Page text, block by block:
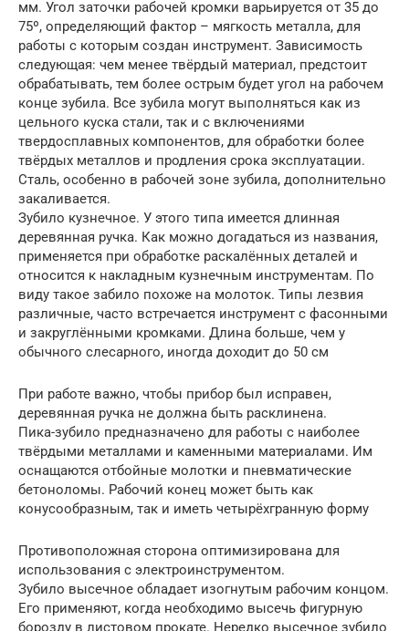
мм. Угол заточки рабочей кромки варьируется от 35 до
75º, определяющий фактор – мягкость металла, для
работы с которым создан инструмент. Зависимость
следующая: чем менее твёрдый материал, предстоит
обрабатывать, тем более острым будет угол на рабочем
конце зубила. Все зубила могут выполняться как из
цельного куска стали, так и с включениями
твердосплавных компонентов, для обработки более
твёрдых металлов и продления срока эксплуатации.
Сталь, особенно в рабочей зоне зубила, дополнительно
закаливается.
Зубило кузнечное. У этого типа имеется длинная
деревянная ручка. Как можно догадаться из названия,
применяется при обработке раскалённых деталей и
относится к накладным кузнечным инструментам. По
виду такое забило похоже на молоток. Типы лезвия
различные, часто встречается инструмент с фасонными
и закруглёнными кромками. Длина больше, чем у
обычного слесарного, иногда доходит до 50 см
При работе важно, чтобы прибор был исправен,
деревянная ручка не должна быть расклинена.
Пика-зубило предназначено для работы с наиболее
твёрдыми металлами и каменными материалами. Им
оснащаются отбойные молотки и пневматические
бетоноломы. Рабочий конец может быть как
конусообразным, так и иметь четырёхгранную форму
Противоположная сторона оптимизирована для
использования с электроинструментом.
Зубило высечное обладает изогнутым рабочим концом.
Его применяют, когда необходимо высечь фигурную
борозду в листовом прокате. Нередко высечное зубило